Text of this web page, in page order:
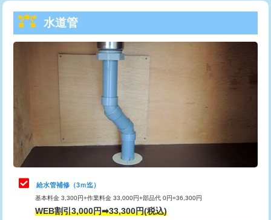
給水管工事※（ライニング鋼管・銅
管・ポリ管・HT管使用/3ｍまで)
給水管工事※（ライニング鋼管・銅
管・ポリ管・HT管使用/3ｍ超え)
排水管工事（土の掘削・埋め戻し作
11,000円~
排水管工事（排水管工事/3ｍまで） 55,000円
排水管工事（追加 排水管工事/3ｍ超
マス交換（土の掘削・埋め戻し作業）
マス交換（深さ50㎝未満）
トーラー機使用/3mまで
追加トーラー機使用/3m超え
33,000円
8,800円
止水・漏水調査・防水処理・清掃・修
理・調整・分解・加工など（軽作業）
11,000円
止水・漏水調査・防水処理・清掃・修
理・調整・分解・加工など（中作業）
止水・漏水調査・防水処理・清掃・修
理・調整・分解・加工など（重作業）
33,000円
水道管
給水管補修（3ｍ迄）
基本料金 3,300円+作業料金 33,000円+部品代 0円=36,300円
WEB割引3,000円➡33,300円(税込)